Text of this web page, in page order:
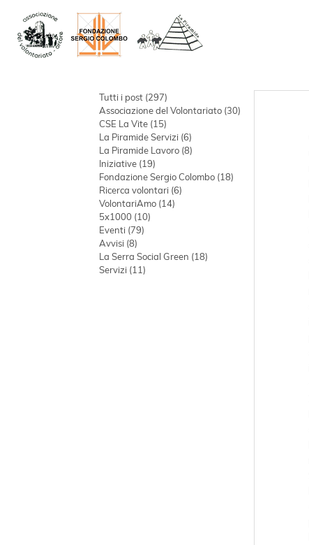
Tutti i post (297)
Associazione del Volontariato (30)
CSE La Vite (15)
La Piramide Servizi (6)
La Piramide Lavoro (8)
Iniziative (19)
Fondazione Sergio Colombo (18)
Ricerca volontari (6)
VolontariAmo (14)
5x1000 (10)
Eventi (79)
Avvisi (8)
La Serra Social Green (18)
Servizi (11)